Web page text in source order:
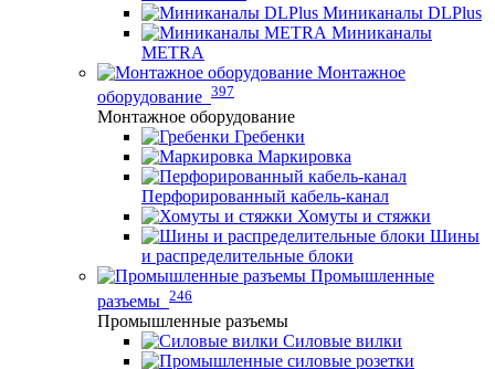
Миниканалы DLPlus
Миниканалы
METRA
Монтажное
оборудование 397
Монтажное оборудование
Гребенки
Маркировка
Перфорированный кабель-канал
Хомуты и стяжки
Шины
и распределительные блоки
Промышленные
разъемы 246
Промышленные разъемы
Силовые вилки